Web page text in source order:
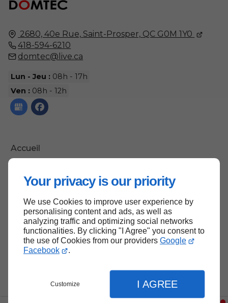
Your privacy is our priority
We use Cookies to improve user experience by
personalising content and ads, as well as
analyzing traffic and optimizing social networks
functionalities. By clicking "I Agree" you consent to
the use of Cookies from our providers Google
Facebook
.
Customize I AGREE
2680, 40e Rue, Saint-Prosper, QC G0M 1Y0
418-594-6210
domtec@live.ca
Lun - Jeu : 08h - 17h
Ven : 08h - 12h
Accueil
Politique de confidentialité
Plan du site
Haut de page